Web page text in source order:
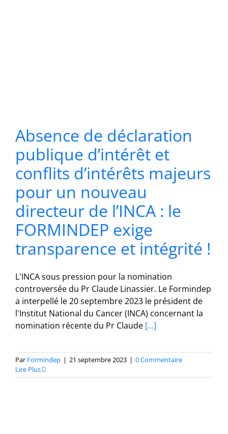
Absence de déclaration
publique d’intérêt et
conflits d’intérêts majeurs
pour un nouveau
directeur de l’INCA : le
FORMINDEP exige
transparence et intégrité !
L'INCA sous pression pour la nomination
controversée du Pr Claude Linassier. Le Formindep
a interpellé le 20 septembre 2023 le président de
l'Institut National du Cancer (INCA) concernant la
nomination récente du Pr Claude [...]
Par Formindep | 21 septembre 2023 | 0 Commentaire
Lire Plus